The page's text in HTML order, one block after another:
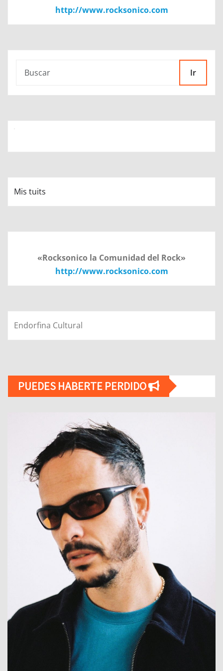
http://www.rocksonico.com
Ir
Mis tuits
«Rocksonico la Comunidad del Rock»
http://www.rocksonico.com
Endorfina Cultural
PUEDES HABERTE PERDIDO